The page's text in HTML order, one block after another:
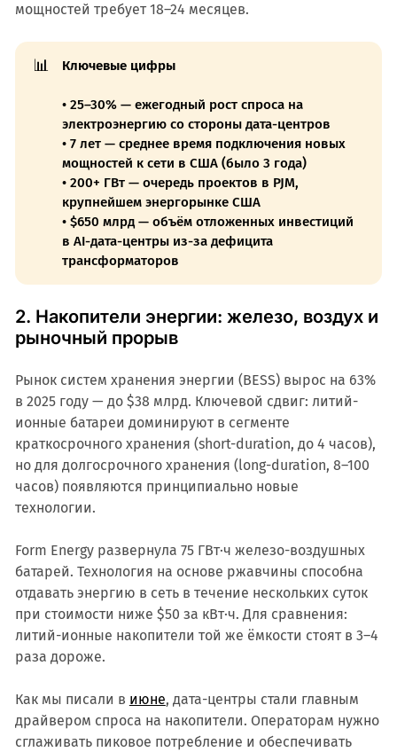
мощностей требует 18–24 месяцев.
📊 Ключевые цифры
• 25–30% — ежегодный рост спроса на
электроэнергию со стороны дата-центров
• 7 лет — среднее время подключения новых
мощностей к сети в США (было 3 года)
• 200+ ГВт — очередь проектов в PJM,
крупнейшем энергорынке США
• $650 млрд — объём отложенных инвестиций
в AI-дата-центры из-за дефицита
трансформаторов
2. Накопители энергии: железо, воздух и
рыночный прорыв
Рынок систем хранения энергии (BESS) вырос на 63%
в 2025 году — до $38 млрд. Ключевой сдвиг: литий-
ионные батареи доминируют в сегменте
краткосрочного хранения (short-duration, до 4 часов),
но для долгосрочного хранения (long-duration, 8–100
часов) появляются принципиально новые
технологии.
Form Energy развернула 75 ГВт·ч железо-воздушных
батарей. Технология на основе ржавчины способна
отдавать энергию в сеть в течение нескольких суток
при стоимости ниже $50 за кВт·ч. Для сравнения:
литий-ионные накопители той же ёмкости стоят в 3–4
раза дороже.
Как мы писали в июне, дата-центры стали главным
драйвером спроса на накопители. Операторам нужно
сглаживать пиковое потребление и обеспечивать